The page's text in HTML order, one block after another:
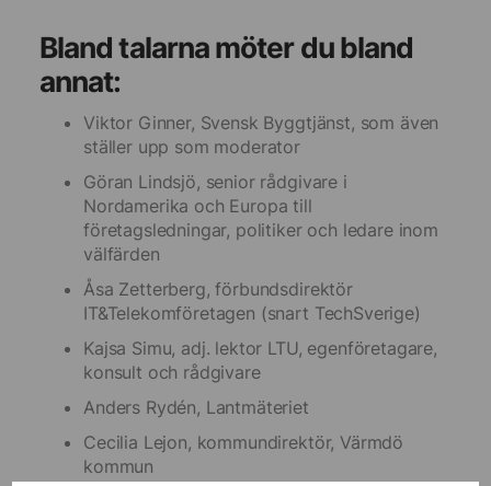
Bland talarna möter du bland
annat:
Viktor Ginner, Svensk Byggtjänst, som även
ställer upp som moderator
Göran Lindsjö, senior rådgivare i
Nordamerika och Europa till
företagsledningar, politiker och ledare inom
välfärden
Åsa Zetterberg, förbundsdirektör
IT&Telekomföretagen (snart TechSverige)
Kajsa Simu, adj. lektor LTU, egenföretagare,
konsult och rådgivare
Anders Rydén, Lantmäteriet
Cecilia Lejon, kommundirektör, Värmdö
kommun